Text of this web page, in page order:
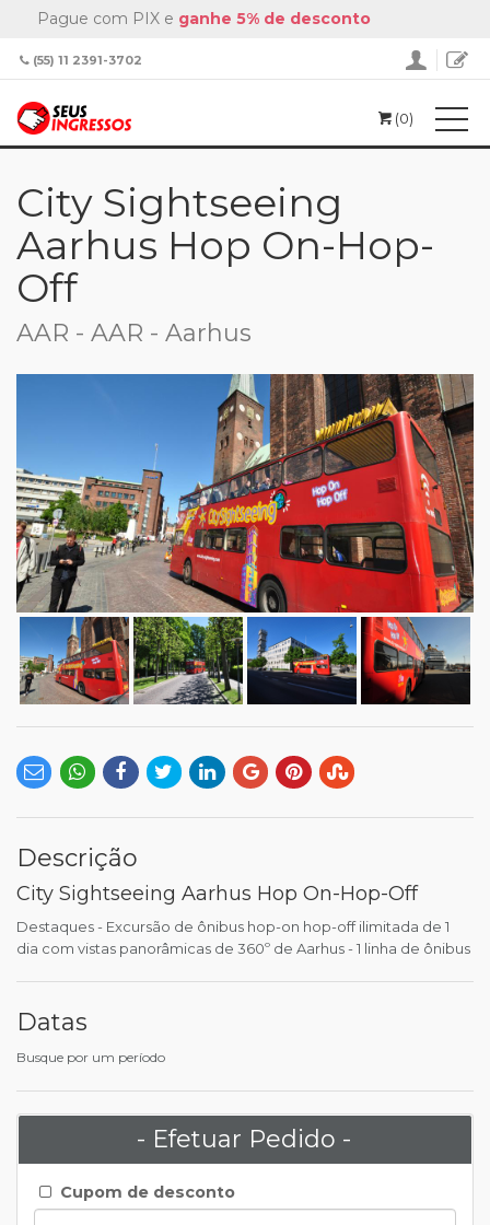
Pague com PIX e ganhe 5% de desconto
(55) 11 2391-3702
(0)
Home City Sightseeing Aarhus Hop On-Hop-Off
City Sightseeing
Aarhus Hop On-Hop-
Off
AAR - AAR - Aarhus
Descrição
City Sightseeing Aarhus Hop On-Hop-Off
Destaques - Excursão de ônibus hop-on hop-off ilimitada de 1
dia com vistas panorâmicas de 360º de Aarhus - 1 linha de ônibus
Datas
Busque por um período
- Efetuar Pedido -
Cupom de desconto